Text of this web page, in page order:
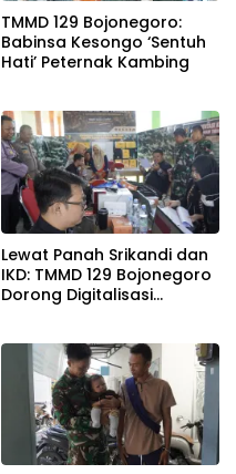
TMMD 129 Bojonegoro:
Babinsa Kesongo ‘Sentuh
Hati’ Peternak Kambing
Lewat Panah Srikandi dan
IKD: TMMD 129 Bojonegoro
Dorong Digitalisasi